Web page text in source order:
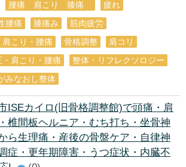
腰痛 肩こり 膝痛
疲れ
腰痛 膝痛み
筋肉疲労
こり・腰痛
骨格調整
肩コリ
肩こり・腰痛
整体・リフレクソロジー
みなおし整体
ISEカイロ(旧骨格調整館)で頭痛・肩
椎間板ヘルニア・むち打ち・坐骨神
ら生理痛・産後の骨盤ケア・自律神
症・更年期障害・うつ症状・内臓不